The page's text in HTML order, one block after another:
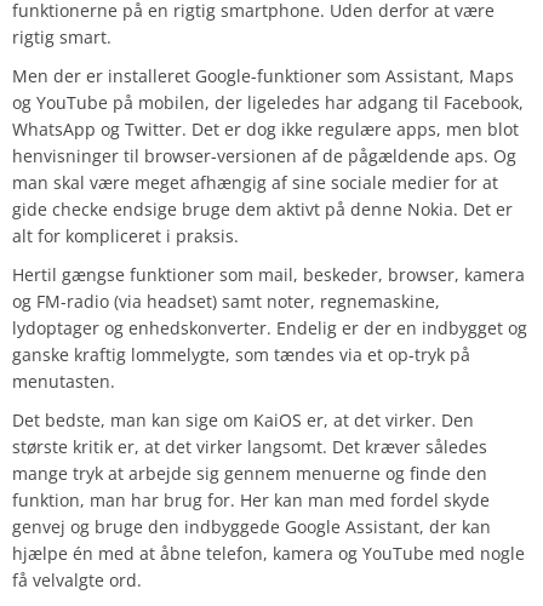
funktionerne på en rigtig smartphone. Uden derfor at være
rigtig smart.
Men der er installeret Google-funktioner som Assistant, Maps
og YouTube på mobilen, der ligeledes har adgang til Facebook,
WhatsApp og Twitter. Det er dog ikke regulære apps, men blot
henvisninger til browser-versionen af de pågældende aps. Og
man skal være meget afhængig af sine sociale medier for at
gide checke endsige bruge dem aktivt på denne Nokia. Det er
alt for kompliceret i praksis.
Hertil gængse funktioner som mail, beskeder, browser, kamera
og FM-radio (via headset) samt noter, regnemaskine,
lydoptager og enhedskonverter. Endelig er der en indbygget og
ganske kraftig lommelygte, som tændes via et op-tryk på
menutasten.
Det bedste, man kan sige om KaiOS er, at det virker. Den
største kritik er, at det virker langsomt. Det kræver således
mange tryk at arbejde sig gennem menuerne og finde den
funktion, man har brug for. Her kan man med fordel skyde
genvej og bruge den indbyggede Google Assistant, der kan
hjælpe én med at åbne telefon, kamera og YouTube med nogle
få velvalgte ord.